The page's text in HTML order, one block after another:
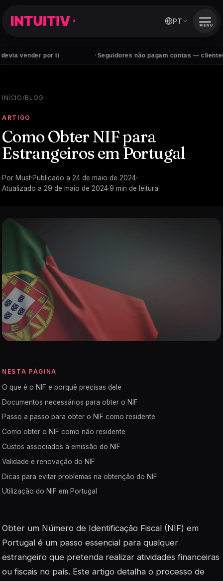
por ti Seguidores não pagam contas — clientes sim
PT MENU
INÍCIO/BLOG
ARTIGO
Como Obter NIF para
Estrangeiros em Portugal
Por Must·Publicado a 24 de maio de 2024·
Atualizado a 29 de maio de 2024·9 min de leitura
NESTA PÁGINA
O que é o NIF e porquê precisas dele
Documentos necessários para obter o NIF
Passo a passo para obter o NIF como residente
Como obter o NIF como não residente
Custos associados à emissão do NIF
Validade e renovação do NIF
Dicas para evitar problemas na obtenção do NIF
Utilização do NIF em Portugal
Obter um Número de Identificação Fiscal (NIF) em
Portugal é um passo essencial para qualquer
estrangeiro que pretenda realizar atividades financeiras
ou fiscais no país. Este artigo detalha o processo de